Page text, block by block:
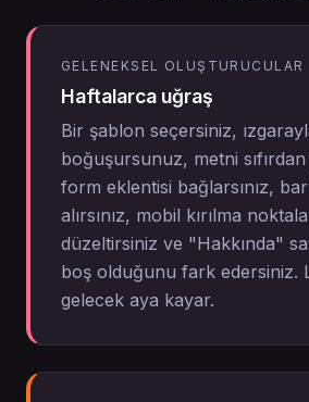
GELENEKSEL OLUŞTURUCULAR
Haftalarca uğraş
Bir şablon seçersiniz,
boğuşursunuz, metni sıfırdan
form eklentisi bağlarsınız,
alırsınız, mobil kırılma
düzeltirsiniz ve "Hakkında"
boş olduğunu fark edersiniz.
gelecek aya kayar.